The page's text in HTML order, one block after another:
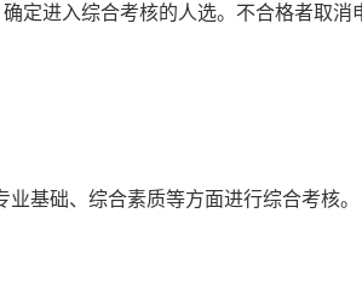
定进入综合考核的人选。不合格者取消
基础、综合素质等方面进行综合考核。